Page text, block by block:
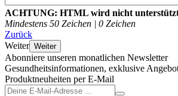
ACHTUNG: HTML wird nicht
Mindestens 50 Zeichen | 0 Zeichen
Zurück
Weiter Weiter
Abonniere unseren monatlichen Newsletter
Gesundheitsinformationen, exklusive
Produktneuheiten per E-Mail